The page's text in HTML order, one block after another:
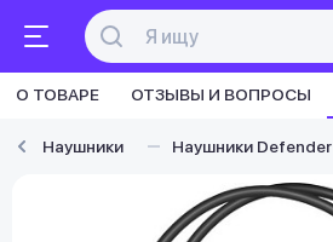
О ТОВАРЕ ОТЗЫВЫ И ВОПРОСЫ
Наушники Наушники Defender